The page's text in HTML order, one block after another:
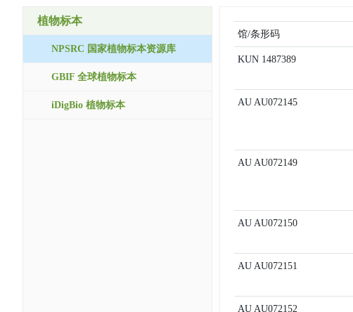
植物标本
NPSRC 国家植物标本资源库
GBIF 全球植物标本
iDigBio 植物标本
馆/条形码
KUN 1487389
AU AU072145
AU AU072149
AU AU072150
AU AU072151
AU AU072152